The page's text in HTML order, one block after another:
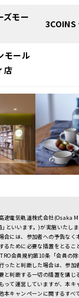
ズモー
3COINS
モール
店
速電気軌道株式会社(Osaka
いいます。)が実施いたしま
合には、参加者への予告なく
ために必要な措置をとるこ
会員規約第10条「会員の
ったと判断した場合は、参加
判断する一切の措置を講じ
って運営していますが、本キ
本キャンペーンに関するすべ